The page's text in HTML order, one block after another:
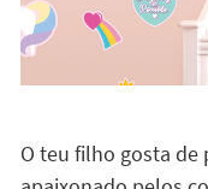
O teu filho gosta de